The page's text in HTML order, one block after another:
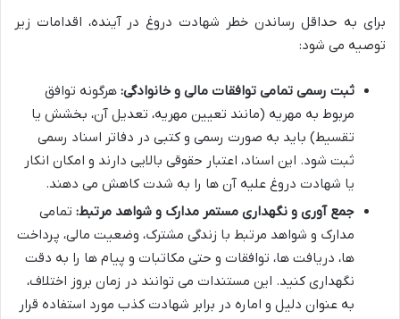
برای به حداقل رساندن خطر شهادت دروغ در آینده، اقدامات زیر
توصیه می شود:
ثبت رسمی تمامی توافقات مالی و خانوادگی: هرگونه توافق
مربوط به مهریه (مانند تعیین مهریه، تعدیل آن، بخشش یا
تقسیط) باید به صورت رسمی و کتبی در دفاتر اسناد رسمی
ثبت شود. این اسناد، اعتبار حقوقی بالایی دارند و امکان انکار
یا شهادت دروغ علیه آن ها را به شدت کاهش می دهند.
جمع آوری و نگهداری مستمر مدارک و شواهد مرتبط: تمامی
مدارک و شواهد مرتبط با زندگی مشترک، وضعیت مالی، پرداخت
ها، دریافت ها، توافقات و حتی مکاتبات و پیام ها را به دقت
نگهداری کنید. این مستندات می توانند در زمان بروز اختلاف،
به عنوان دلیل و اماره در برابر شهادت کذب مورد استفاده قرار